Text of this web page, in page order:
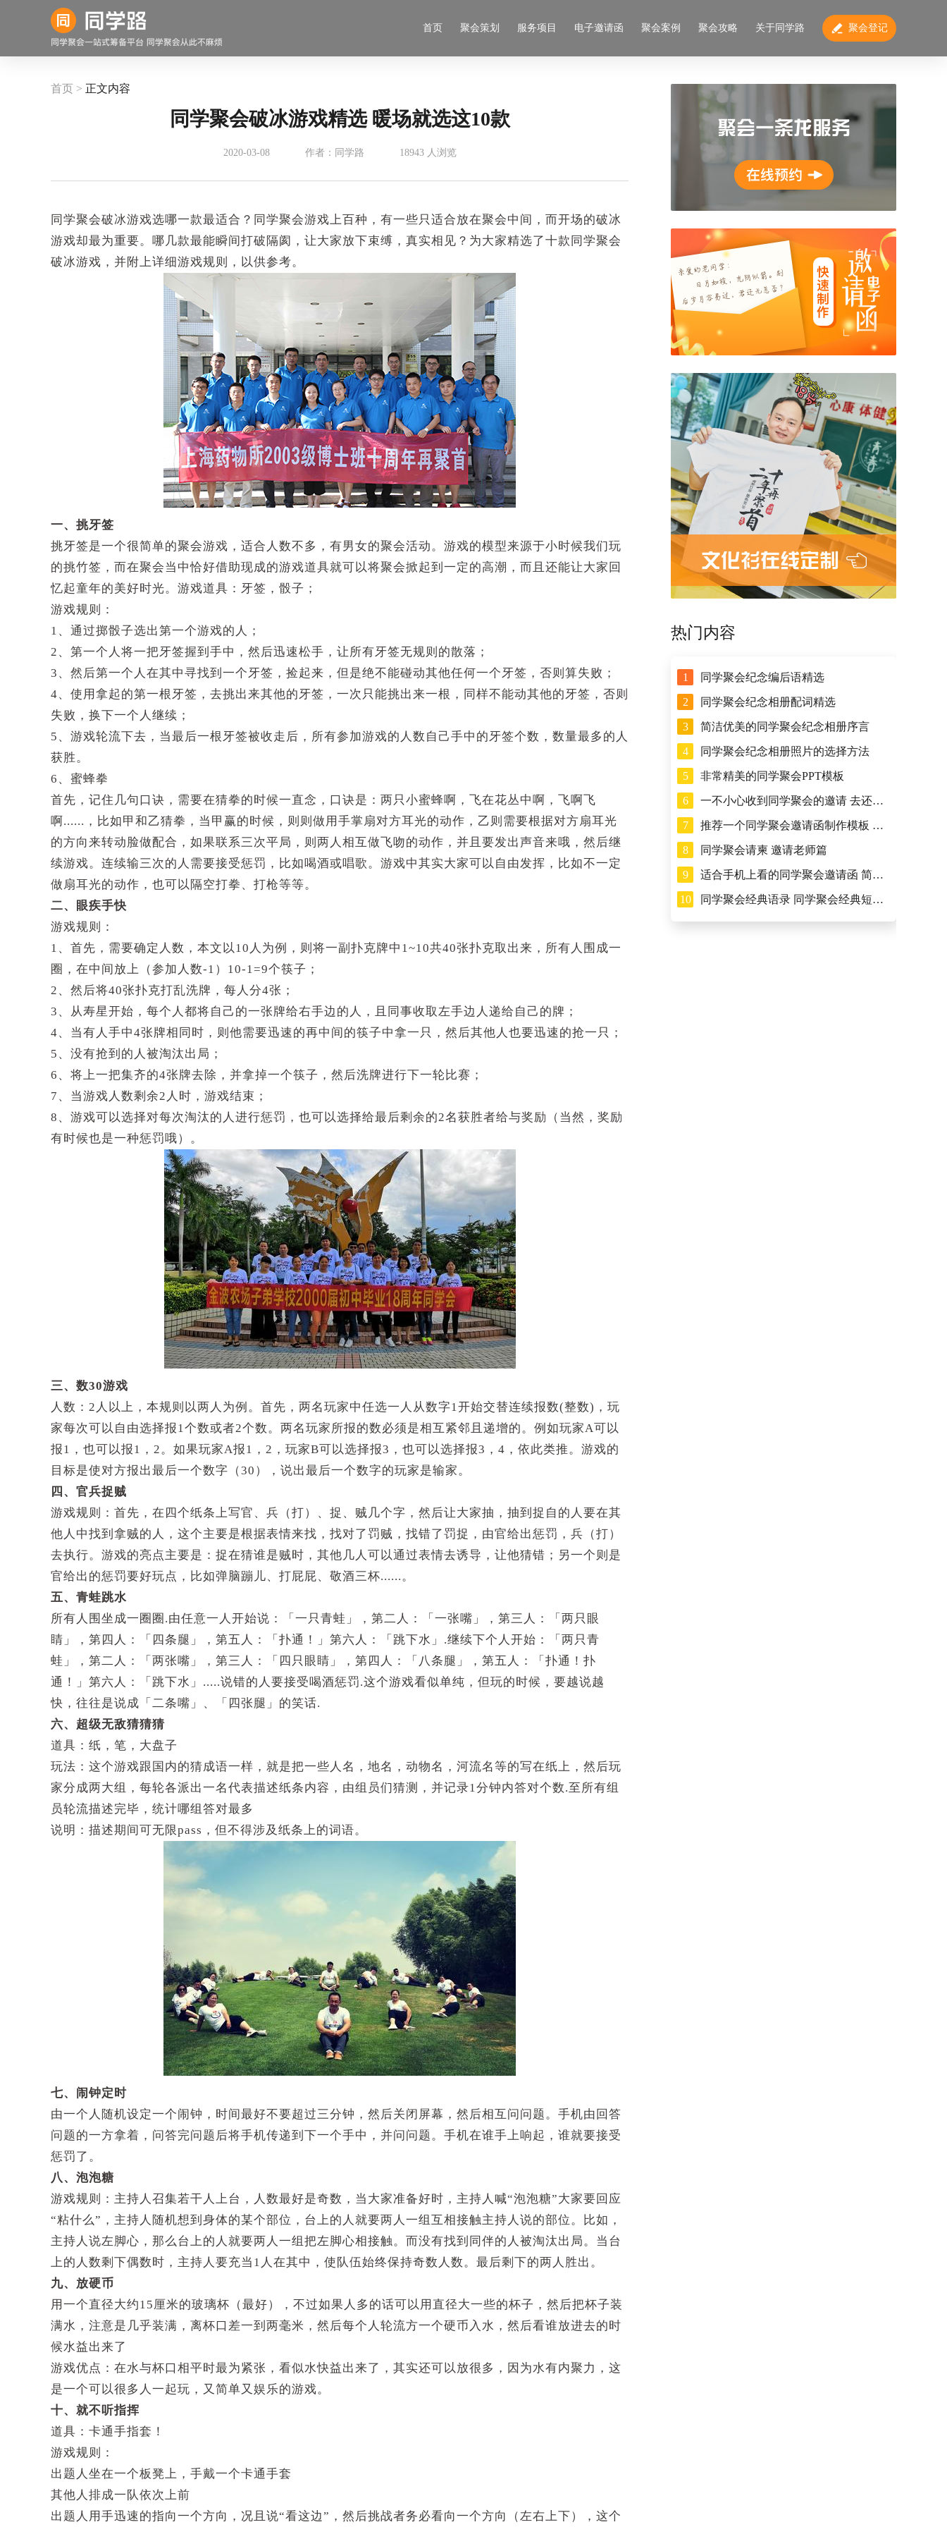
首页 聚会策划 服务项目 电子邀请函 聚会案例 聚会攻略 关于同学路 聚会登记
首页 > 正文内容
同学聚会破冰游戏精选 暖场就选这10款
2020-03-08 作者：同学路 18943 人浏览
同学聚会破冰游戏选哪一款最适合？同学聚会游戏上百种，有一些只适合放在聚会中间，而开场的破冰
游戏却最为重要。哪几款最能瞬间打破隔阂，让大家放下束缚，真实相见？为大家精选了十款同学聚会
破冰游戏，并附上详细游戏规则，以供参考。
一、挑牙签
挑牙签是一个很简单的聚会游戏，适合人数不多，有男女的聚会活动。游戏的模型来源于小时候我们玩
的挑竹签，而在聚会当中恰好借助现成的游戏道具就可以将聚会掀起到一定的高潮，而且还能让大家回
忆起童年的美好时光。游戏道具：牙签，骰子；
游戏规则：
1、通过掷骰子选出第一个游戏的人；
2、第一个人将一把牙签握到手中，然后迅速松手，让所有牙签无规则的散落；
3、然后第一个人在其中寻找到一个牙签，捡起来，但是绝不能碰动其他任何一个牙签，否则算失败；
4、使用拿起的第一根牙签，去挑出来其他的牙签，一次只能挑出来一根，同样不能动其他的牙签，否则
失败，换下一个人继续；
5、游戏轮流下去，当最后一根牙签被收走后，所有参加游戏的人数自己手中的牙签个数，数量最多的人
获胜。
6、蜜蜂拳
首先，记住几句口诀，需要在猜拳的时候一直念，口诀是：两只小蜜蜂啊，飞在花丛中啊，飞啊飞
啊......，比如甲和乙猜拳，当甲赢的时候，则则做用手掌扇对方耳光的动作，乙则需要根据对方扇耳光
的方向来转动脸做配合，如果联系三次平局，则两人相互做飞吻的动作，并且要发出声音来哦，然后继
续游戏。连续输三次的人需要接受惩罚，比如喝酒或唱歌。游戏中其实大家可以自由发挥，比如不一定
做扇耳光的动作，也可以隔空打拳、打枪等等。
二、眼疾手快
游戏规则：
1、首先，需要确定人数，本文以10人为例，则将一副扑克牌中1~10共40张扑克取出来，所有人围成一
圈，在中间放上（参加人数-1）10-1=9个筷子；
2、然后将40张扑克打乱洗牌，每人分4张；
3、从寿星开始，每个人都将自己的一张牌给右手边的人，且同事收取左手边人递给自己的牌；
4、当有人手中4张牌相同时，则他需要迅速的再中间的筷子中拿一只，然后其他人也要迅速的抢一只；
5、没有抢到的人被淘汰出局；
6、将上一把集齐的4张牌去除，并拿掉一个筷子，然后洗牌进行下一轮比赛；
7、当游戏人数剩余2人时，游戏结束；
8、游戏可以选择对每次淘汰的人进行惩罚，也可以选择给最后剩余的2名获胜者给与奖励（当然，奖励
有时候也是一种惩罚哦）。
三、数30游戏
人数：2人以上，本规则以两人为例。首先，两名玩家中任选一人从数字1开始交替连续报数(整数)，玩
家每次可以自由选择报1个数或者2个数。两名玩家所报的数必须是相互紧邻且递增的。例如玩家A可以
报1，也可以报1，2。如果玩家A报1，2，玩家B可以选择报3，也可以选择报3，4，依此类推。游戏的
目标是使对方报出最后一个数字（30），说出最后一个数字的玩家是输家。
四、官兵捉贼
游戏规则：首先，在四个纸条上写官、兵（打）、捉、贼几个字，然后让大家抽，抽到捉自的人要在其
他人中找到拿贼的人，这个主要是根据表情来找，找对了罚贼，找错了罚捉，由官给出惩罚，兵（打）
去执行。游戏的亮点主要是：捉在猜谁是贼时，其他几人可以通过表情去诱导，让他猜错；另一个则是
官给出的惩罚要好玩点，比如弹脑蹦儿、打屁屁、敬酒三杯......。
五、青蛙跳水
所有人围坐成一圈圈.由任意一人开始说：「一只青蛙」，第二人：「一张嘴」，第三人：「两只眼
睛」，第四人：「四条腿」，第五人：「扑通！」第六人：「跳下水」.继续下个人开始：「两只青
蛙」，第二人：「两张嘴」，第三人：「四只眼睛」，第四人：「八条腿」，第五人：「扑通！扑
通！」第六人：「跳下水」.....说错的人要接受喝酒惩罚.这个游戏看似单纯，但玩的时候，要越说越
快，往往是说成「二条嘴」、「四张腿」的笑话.
六、超级无敌猜猜猜
道具：纸，笔，大盘子
玩法：这个游戏跟国内的猜成语一样，就是把一些人名，地名，动物名，河流名等的写在纸上，然后玩
家分成两大组，每轮各派出一名代表描述纸条内容，由组员们猜测，并记录1分钟内答对个数.至所有组
员轮流描述完毕，统计哪组答对最多
说明：描述期间可无限pass，但不得涉及纸条上的词语。
七、闹钟定时
由一个人随机设定一个闹钟，时间最好不要超过三分钟，然后关闭屏幕，然后相互问问题。手机由回答
问题的一方拿着，问答完问题后将手机传递到下一个手中，并问问题。手机在谁手上响起，谁就要接受
惩罚了。
八、泡泡糖
游戏规则：主持人召集若干人上台，人数最好是奇数，当大家准备好时，主持人喊“泡泡糖”大家要回应
“粘什么”，主持人随机想到身体的某个部位，台上的人就要两人一组互相接触主持人说的部位。比如，
主持人说左脚心，那么台上的人就要两人一组把左脚心相接触。而没有找到同伴的人被淘汰出局。当台
上的人数剩下偶数时，主持人要充当1人在其中，使队伍始终保持奇数人数。最后剩下的两人胜出。
九、放硬币
用一个直径大约15厘米的玻璃杯（最好），不过如果人多的话可以用直径大一些的杯子，然后把杯子装
满水，注意是几乎装满，离杯口差一到两毫米，然后每个人轮流方一个硬币入水，然后看谁放进去的时
候水益出来了
游戏优点：在水与杯口相平时最为紧张，看似水快益出来了，其实还可以放很多，因为水有内聚力，这
是一个可以很多人一起玩，又简单又娱乐的游戏。
十、就不听指挥
道具：卡通手指套！
游戏规则：
出题人坐在一个板凳上，手戴一个卡通手套
其他人排成一队依次上前
出题人用手迅速的指向一个方向，况且说“看这边”，然后挑战者务必看向一个方向（左右上下），这个
热门内容
1 同学聚会纪念编后语精选
2 同学聚会纪念相册配词精选
3 简洁优美的同学聚会纪念相册序言
4 同学聚会纪念相册照片的选择方法
5 非常精美的同学聚会PPT模板
6 一不小心收到同学聚会的邀请 去还是不去
7 推荐一个同学聚会邀请函制作模板 免费的
8 同学聚会请柬 邀请老师篇
9 适合手机上看的同学聚会邀请函 简短精致
10 同学聚会经典语录 同学聚会经典短句子集合